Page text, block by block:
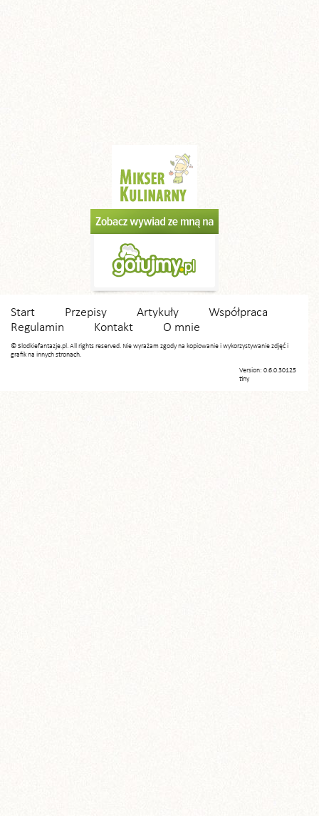
Start Przepisy Artykuły
Współpraca
Regulamin
Kontakt O mnie
© Slodkiefantazje.pl. All rights reserved. Nie wyrażam zgody na kopiowanie i wykorzystywanie zdjęć i
grafik na innych stronach.
Version: 0.6.0.30125
tiny